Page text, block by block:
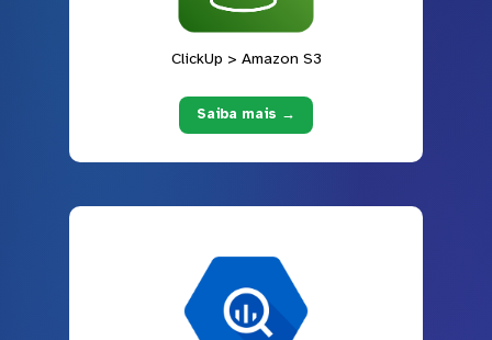
ClickUp > Amazon S3
Saiba mais →